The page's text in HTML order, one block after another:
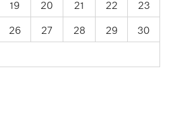
19 20 21 22
23
26 27 28 29
30